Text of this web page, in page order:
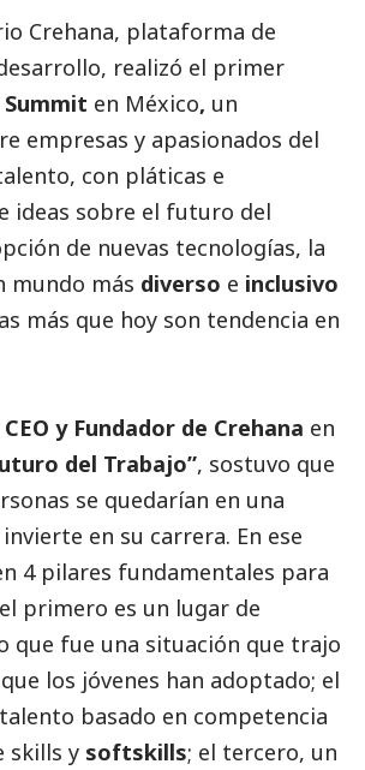
Crehana, plataforma de
realizó el primer
en México, un
empresas y apasionados del
con pláticas e
ideas sobre el futuro del
de nuevas tecnologías, la
mundo más diverso e inclusivo
más que hoy son tendencia en
y Fundador de Crehana en
del Trabajo”, sostuvo que
se quedarían en una
en su carrera. En ese
4 pilares fundamentales para
primero es un lugar de
que fue una situación que trajo
los jóvenes han adoptado; el
basado en competencia
skills y softskills; el tercero, un